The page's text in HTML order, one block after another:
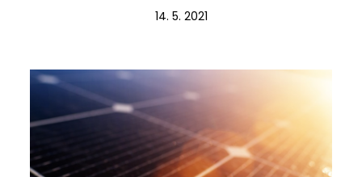
14. 5. 2021